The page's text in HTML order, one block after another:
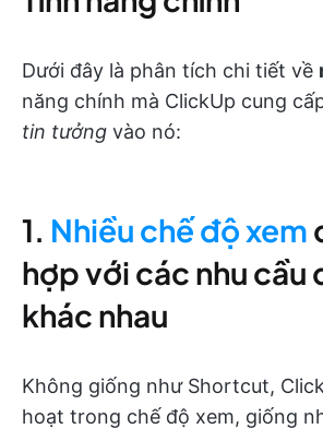
Dưới đây là phân tích chi tiết về
năng chính mà ClickUp cung
tin tưởng vào nó:
1. Nhiều chế độ xem
hợp với các nhu cầu
khác nhau
Không giống như Shortcut,
hoạt trong chế độ xem, giống